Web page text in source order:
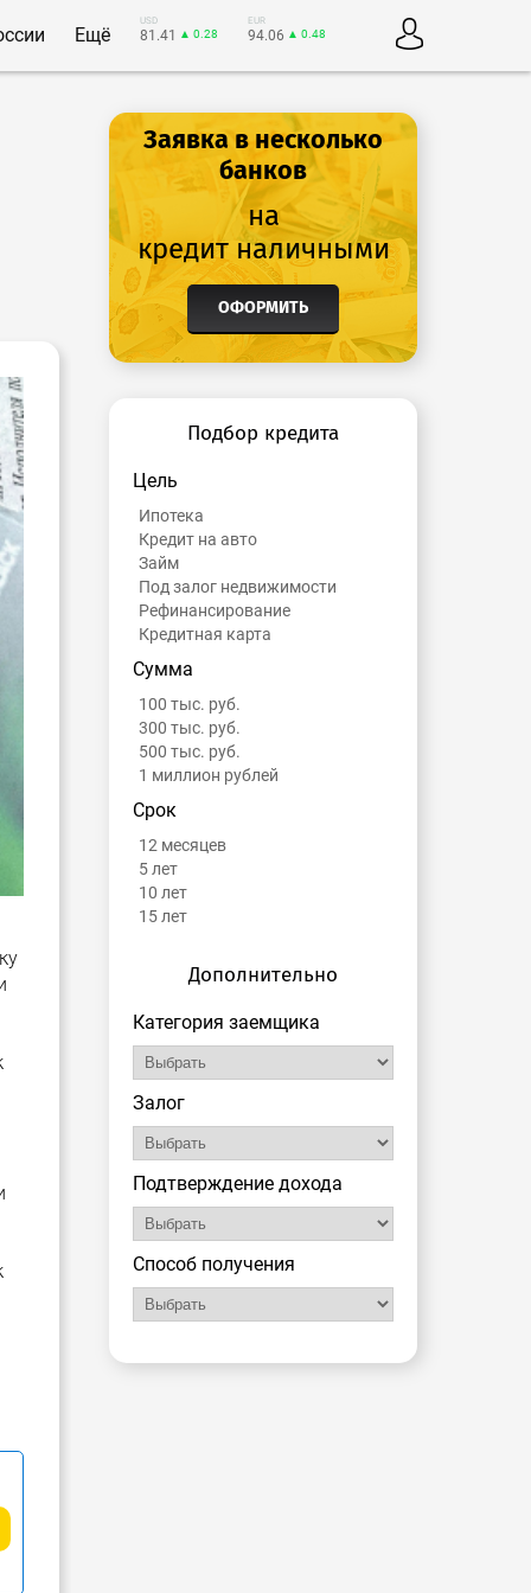
Ещё
USD
81.41 ▲ 0.28
EUR
94.06 ▲ 0.48
Заявка в несколько
банков
на
кредит наличными
ОФОРМИТЬ
Подбор кредита
Цель
Ипотека
Кредит на авто
Займ
Под залог недвижимости
Рефинансирование
Кредитная карта
Сумма
100 тыс. руб.
300 тыс. руб.
500 тыс. руб.
1 миллион рублей
Срок
12 месяцев
5 лет
10 лет
15 лет
Дополнительно
Категория заемщика
Залог
Подтверждение дохода
Способ получения